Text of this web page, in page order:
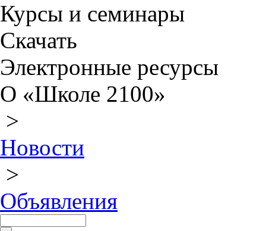
Курсы и семинары
Скачать
Электронные ресурсы
О «Школе 2100»
>
Новости
>
Объявления